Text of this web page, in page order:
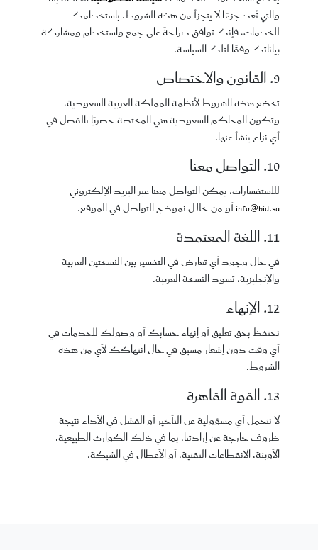
والتي تُعد جزءًا لا يتجزأ من هذه الشروط. باستخدامك
للخدمات، فإنك توافق صراحةً على جمع واستخدام ومشاركة
بياناتك وفقًا لتلك السياسة.
9. القانون والاختصاص
تخضع هذه الشروط لأنظمة المملكة العربية السعودية،
وتكون المحاكم السعودية هي المختصة حصريًا بالفصل في
أي نزاع ينشأ عنها.
10. التواصل معنا
للاستفسارات، يمكن التواصل معنا عبر البريد الإلكتروني
info@bid.saأو من خلال نموذج التواصل في الموقع.
11. اللغة المعتمدة
في حال وجود أي تعارض في التفسير بين النسختين العربية
والإنجليزية، تسود النسخة العربية.
12. الإنهاء
نحتفظ بحق تعليق أو إنهاء حسابك أو وصولك للخدمات في
أي وقت دون إشعار مسبق في حال انتهاكك لأي من هذه
الشروط.
13. القوة القاهرة
لا نتحمل أي مسؤولية عن التأخير أو الفشل في الأداء نتيجة
ظروف خارجة عن إرادتنا، بما في ذلك الكوارث الطبيعية،
الأوبئة، الانقطاعات التقنية، أو الأعطال في الشبكة.